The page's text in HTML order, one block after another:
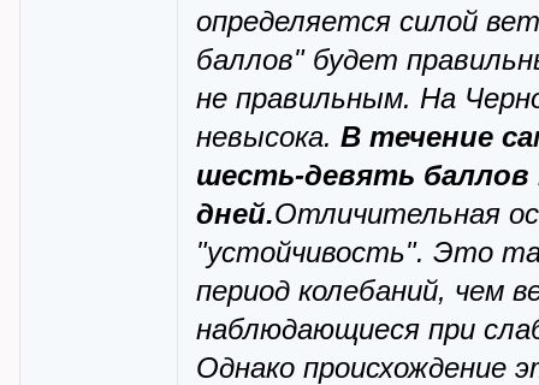
определяется силой
баллов" будет
не правильным. На
невысока. В течение
шесть-девять баллов
дней.Отличительная
"устойчивость". Это
период колебаний, чем
наблюдающиеся при
Однако происхождение